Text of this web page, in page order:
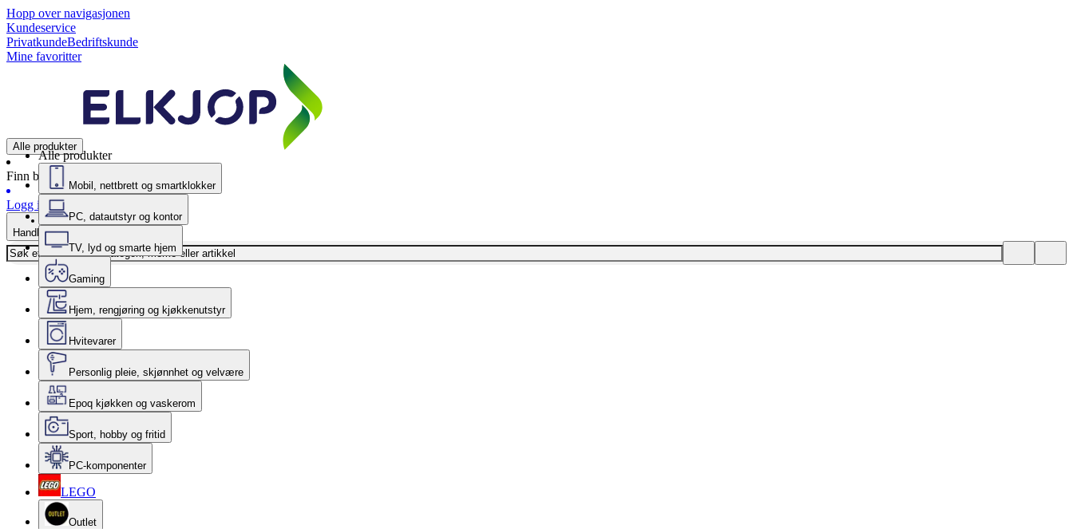
Hopp over navigasjonen
Kundeservice
PrivatkundeBedriftskunde
Mine favoritter
Alle produkter
Finn butikk
Logg inn
Handlekurv
Alle produkter
Mobil, nettbrett og smartklokker
PC, datautstyr og kontor
TV, lyd og smarte hjem
Gaming
Hjem, rengjøring og kjøkkenutstyr
Hvitevarer
Personlig pleie, skjønnhet og velvære
Epoq kjøkken og vaskerom
Sport, hobby og fritid
PC-komponenter
LEGO
Outlet